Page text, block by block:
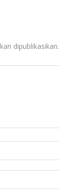
dipublikasikan.